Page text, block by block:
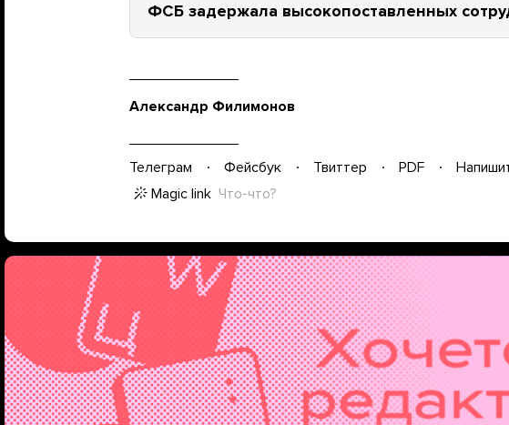
ФСБ задержала высокопоставленных
Александр Филимонов
Телеграм Фейсбук Твиттер PDF
Magic link Что-что?